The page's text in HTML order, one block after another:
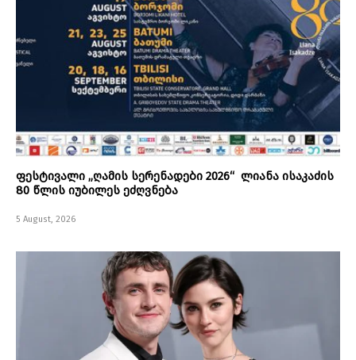
ფესტივალი „ღამის სერენადები 2026“ ლიანა ისაკაძის
80 წლის იუბილეს ეძღვნება
5 August, 2026